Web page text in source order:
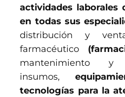
actividades laborales
en todas sus
distribución y
farmacéutico
mantenimiento
insumos,
tecnologías para la